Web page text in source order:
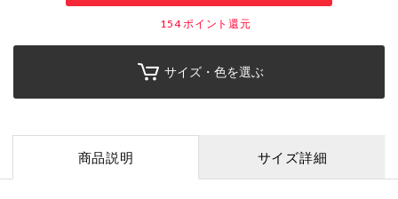
154ポイント還元
サイズ・色を選ぶ
商品説明 サイズ詳細